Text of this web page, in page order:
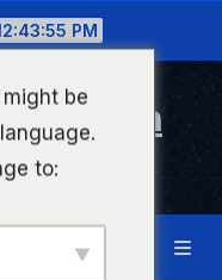
PM
Kreuznach
be
to: